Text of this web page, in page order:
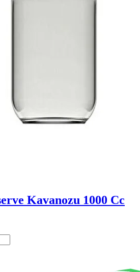
Kavanozu 1000 Cc